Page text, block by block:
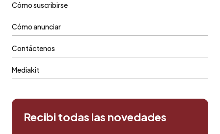
Cómo suscribirse
Cómo anunciar
Contáctenos
Mediakit
Recibi todas las novedades